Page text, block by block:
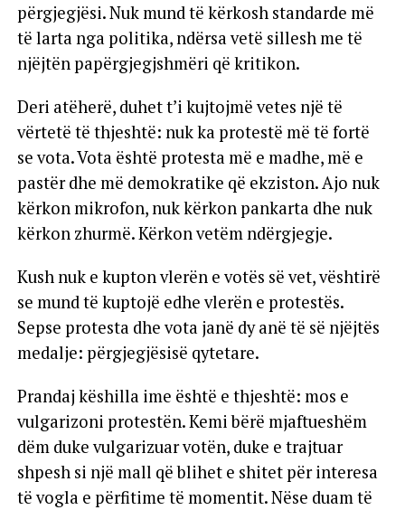
përgjegjësi. Nuk mund të kërkosh standarde më
të larta nga politika, ndërsa vetë sillesh me të
njëjtën papërgjegjshmëri që kritikon.
Deri atëherë, duhet t’i kujtojmë vetes një të
vërtetë të thjeshtë: nuk ka protestë më të fortë
se vota. Vota është protesta më e madhe, më e
pastër dhe më demokratike që ekziston. Ajo nuk
kërkon mikrofon, nuk kërkon pankarta dhe nuk
kërkon zhurmë. Kërkon vetëm ndërgjegje.
Kush nuk e kupton vlerën e votës së vet, vështirë
se mund të kuptojë edhe vlerën e protestës.
Sepse protesta dhe vota janë dy anë të së njëjtës
medalje: përgjegjësisë qytetare.
Prandaj këshilla ime është e thjeshtë: mos e
vulgarizoni protestën. Kemi bërë mjaftueshëm
dëm duke vulgarizuar votën, duke e trajtuar
shpesh si një mall që blihet e shitet për interesa
të vogla e përfitime të momentit. Nëse duam të